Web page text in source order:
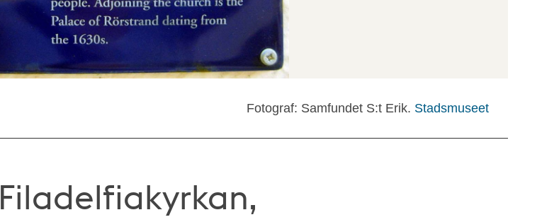
Fotograf: Samfundet S:t Erik. Stadsmuseet
Filadelfiakyrkan,